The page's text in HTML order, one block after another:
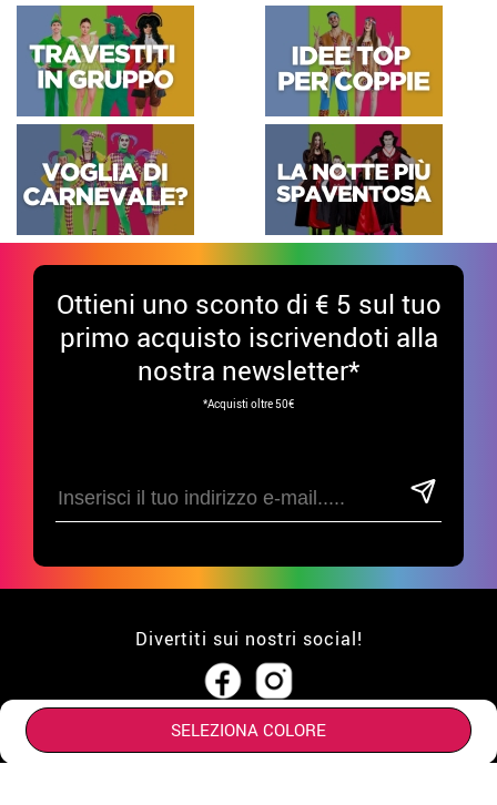
SELEZIONA COLORE
Ottieni uno sconto di € 5 sul tuo
primo acquisto iscrivendoti alla
nostra newsletter*
*Acquisti oltre 50€
Divertiti sui nostri social!